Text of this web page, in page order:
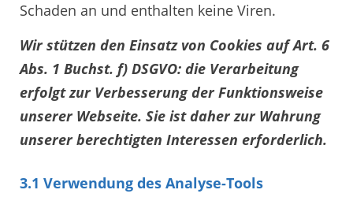
Schaden an und enthalten keine Viren.
Wir stützen den Einsatz von Cookies auf Art. 6
Abs. 1 Buchst. f) DSGVO: die Verarbeitung
erfolgt zur Verbesserung der Funktionsweise
unserer Webseite. Sie ist daher zur Wahrung
unserer berechtigten Interessen erforderlich.
3.1 Verwendung des Analyse-Tools